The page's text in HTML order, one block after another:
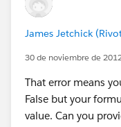
James Jetchick
30 de noviembre de
That error means
False but your
value. Can you